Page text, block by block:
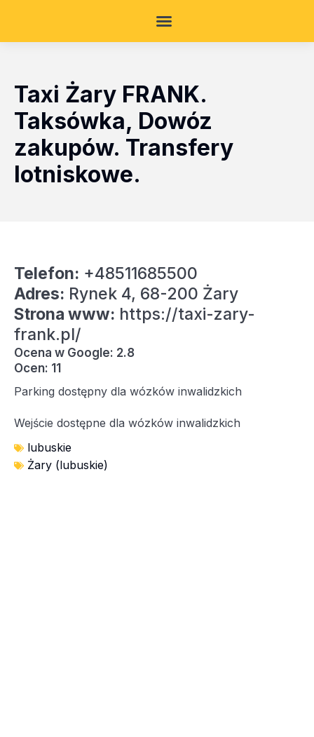
Taxi Żary FRANK.
Taksówka, Dowóz
zakupów. Transfery
lotniskowe.
Telefon: +48511685500
Adres: Rynek 4, 68-200 Żary
Strona www: https://taxi-zary-
frank.pl/
Ocena w Google: 2.8
Ocen: 11
Parking dostępny dla wózków inwalidzkich
Wejście dostępne dla wózków inwalidzkich
lubuskie
Żary (lubuskie)